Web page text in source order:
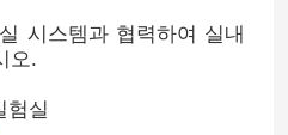
시스템과 협력하여 실내
오.
험실